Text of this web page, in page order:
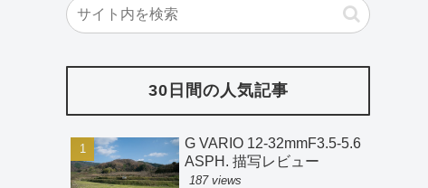
30日間の人気記事
G VARIO 12-32mmF3.5-5.6
ASPH. 描写レビュー
187 views